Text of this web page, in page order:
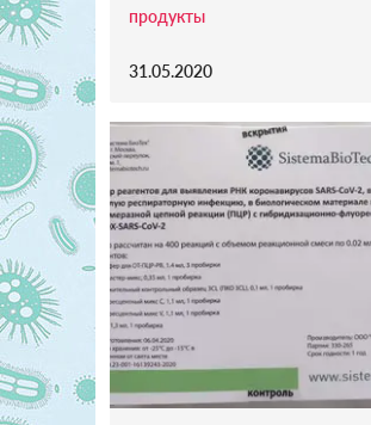
продукты
31.05.2020